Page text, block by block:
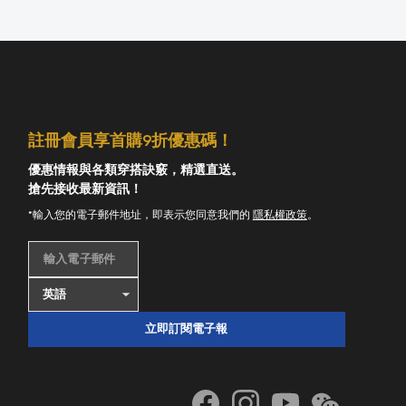
註冊會員享首購9折優惠碼！
優惠情報與各類穿搭訣竅，精選直送。
搶先接收最新資訊！
*輸入您的電子郵件地址，即表示您同意我們的 隱私權政策。
輸入電子郵件
立即訂閱電子報